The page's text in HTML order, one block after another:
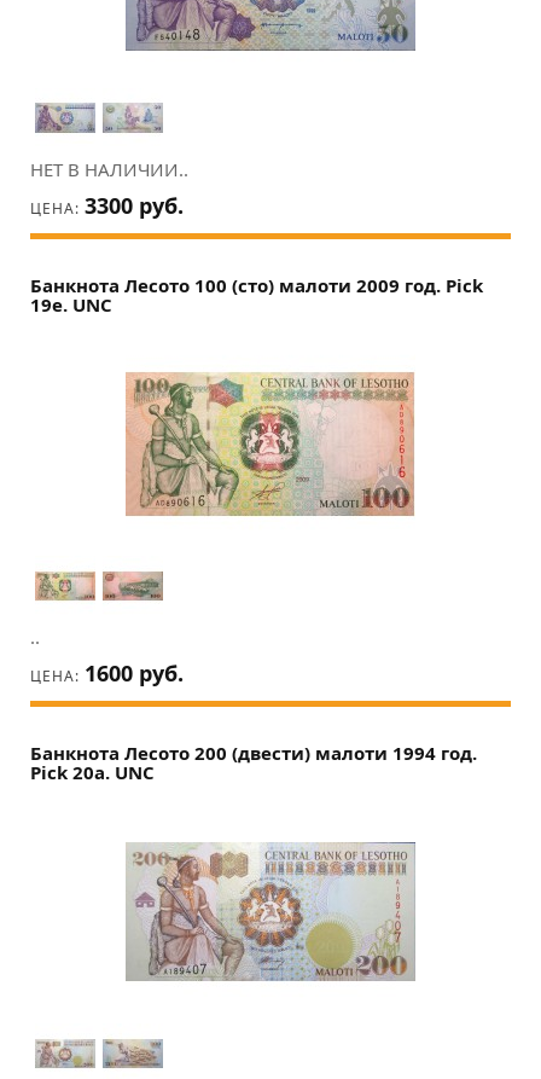
НЕТ В НАЛИЧИИ..
ЦЕНА: 3300 руб.
Банкнота Лесото 100 (сто) малоти 2009 год. Pick
19e. UNC
..
ЦЕНА: 1600 руб.
Банкнота Лесото 200 (двести) малоти 1994 год.
Pick 20a. UNC